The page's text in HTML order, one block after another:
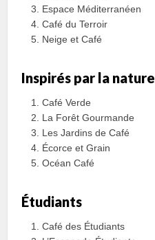
Espace Méditerranéen
Café du Terroir
Neige et Café
Inspirés par la nature
Café Verde
La Forêt Gourmande
Les Jardins de Café
Écorce et Grain
Océan Café
Étudiants
Café des Étudiants